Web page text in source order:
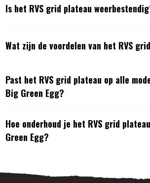
Is het RVS grid plateau
Wat zijn de voordelen van het RVS
Past het RVS grid plateau op alle
Big Green Egg?
Hoe onderhoud je het RVS grid
Green Egg?